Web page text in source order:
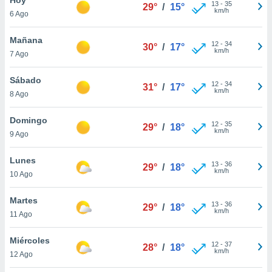
en
más
nuestra
de
cookies
aceptar
6 Ago
29° / 15° 13- 35
km/h
Mañana
7 Ago
30° / 17° 12- 34
km/h
Sábado
8 Ago
31° / 17° 12- 34
km/h
Domingo
9 Ago
29° / 18° 12- 35
km/h
Lunes
10 Ago
29° / 18° 13- 36
km/h
Martes
11 Ago
29° / 18° 13- 36
km/h
Miércoles
12 Ago
28° / 18° 12- 37
km/h